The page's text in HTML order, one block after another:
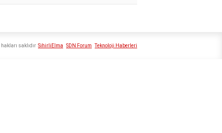
SihirliElma SDN Forum Teknoloji Haberleri
saklıdır